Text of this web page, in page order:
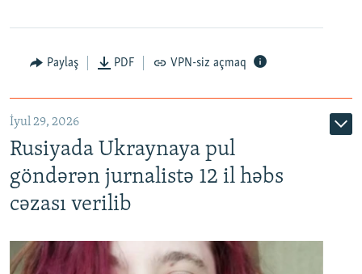
Paylaş PDF VPN-siz açmaq
İyul 29, 2026
Rusiyada Ukraynaya pul
göndərən jurnalistə 12 il həbs
cəzası verilib